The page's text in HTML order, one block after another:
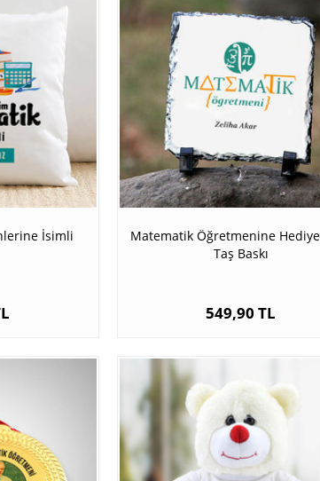
İsimli
Matematik Öğretmenine
Taş Baskı
549,90 TL